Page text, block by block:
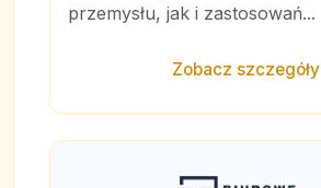
przemysłu, jak i zastosowań...
Zobacz szczegóły